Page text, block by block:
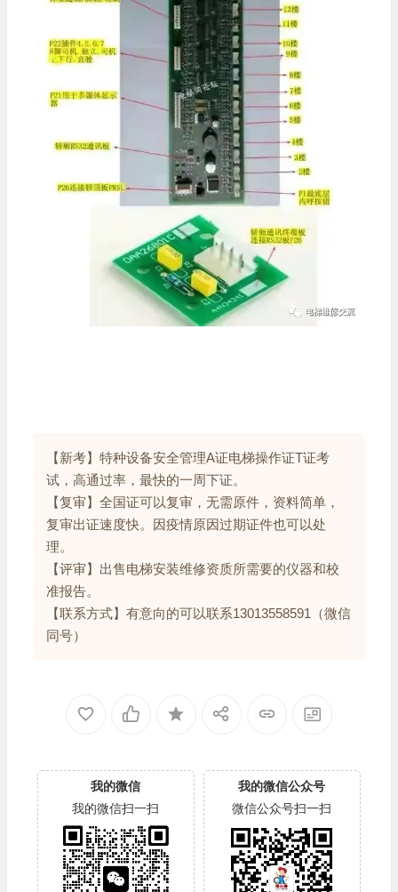
【新考】特种设备安全管理A证电梯操作证T证考
试，高通过率，最快的一周下证。
【复审】全国证可以复审，无需原件，资料简单，
复审出证速度快。因疫情原因过期证件也可以处
理。
【评审】出售电梯安装维修资质所需要的仪器和校
准报告。
【联系方式】有意向的可以联系13013558591（微信
同号）
我的微信
我的微信扫一扫
我的微信公众号
微信公众号扫一扫